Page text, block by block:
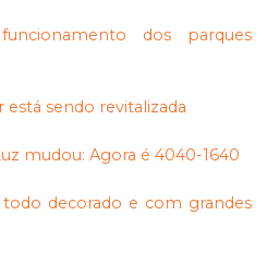
dos parques
está sendo revitalizada
mudou: Agora é 4040-1640
decorado e com grandes